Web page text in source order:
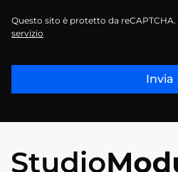
Questo sito è protetto da reCAPTCHA.
servizio
Invia